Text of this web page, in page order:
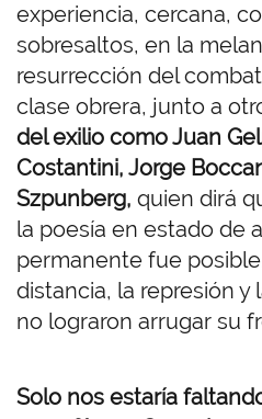
experiencia, cercana,
sobresaltos, en la
resurrección del
clase obrera, junto a
del exilio como Juan
Costantini, Jorge
Szpunberg, quien dirá
la poesía en estado de
permanente fue
distancia, la represión y
no lograron arrugar su
Solo nos estaría